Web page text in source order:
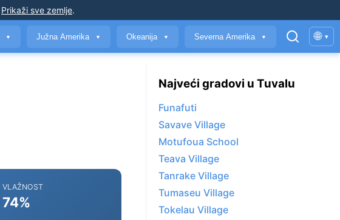
Prikaži sve zemlje.
▼ Južna Amerika ▼ Okeanija ▼ Severna Amerika ▼ 🌐 ▾
VLAŽNOST
74%
Najveći gradovi u Tuvalu
Funafuti
Savave Village
Motufoua School
Teava Village
Tanrake Village
Tumaseu Village
Tokelau Village